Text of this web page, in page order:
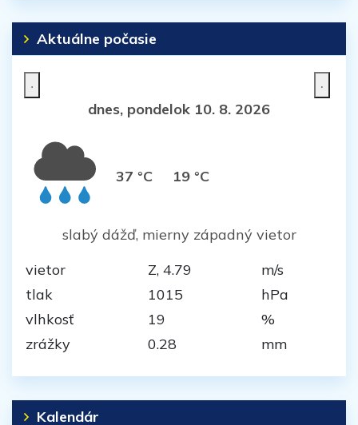
Aktuálne počasie
dnes, pondelok 10. 8. 2026
37 °C 19 °C
slabý dážď, mierny západný vietor
vietor
Z, 4.79
m/s
tlak
1015
hPa
vlhkosť
19
%
zrážky
0.28 mm
Kalendár